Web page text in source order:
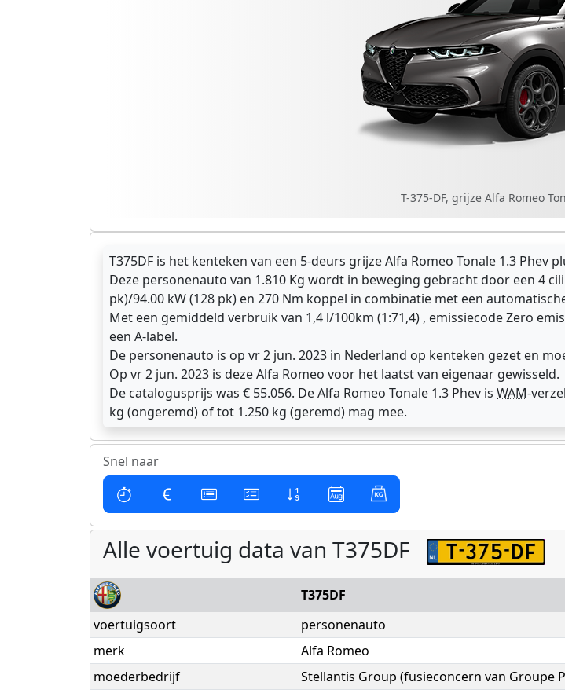
T-375-DF, grijze Alfa Romeo
T375DF is het kenteken van een 5-deurs grijze Alfa Romeo Tonale 1.3 Phev
Deze personenauto van 1.810 Kg wordt in beweging gebracht door een 4
pk)/94.00 kW (128 pk) en 270 Nm koppel in combinatie met een
Met een gemiddeld verbruik van 1,4 l/100km (1:71,4) , emissiecode Zero
een A-label.
De personenauto is op vr 2 jun. 2023 in Nederland op kenteken gezet en
Op vr 2 jun. 2023 is deze Alfa Romeo voor het laatst van eigenaar gewisseld.
De catalogusprijs was € 55.056. De Alfa Romeo Tonale 1.3 Phev is WAM-
kg (ongeremd) of tot 1.250 kg (geremd) mag mee.
Snel naar
Alle voertuig data van T375DF
T375DF
voertuigsoort
personenauto
merk
Alfa Romeo
moederbedrijf
Stellantis Group (fusieconcern van Groupe